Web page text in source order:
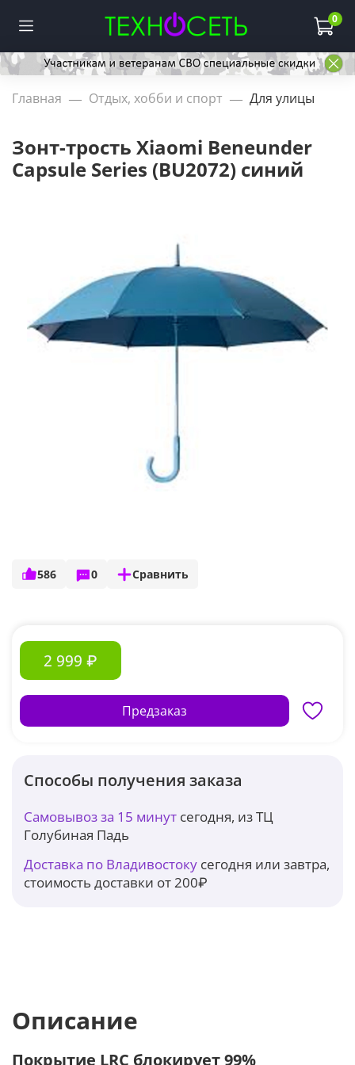
0
Главная Отдых, хобби и спорт Для улицы
Зонт-трость Xiaomi Beneunder
Capsule Series (BU2072) синий
586 0 Сравнить
2 999 ₽
Предзаказ
Способы получения заказа
Самовывоз за 15 минут сегодня, из ТЦ
Голубиная Падь
Доставка по Владивостоку сегодня или завтра,
стоимость доставки от 200₽
Описание
Покрытие LRС блокирует 99%